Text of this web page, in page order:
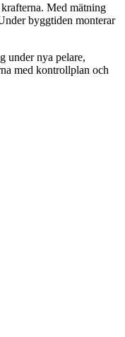
Med mätning
byggtiden monterar
under nya pelare,
med kontrollplan och